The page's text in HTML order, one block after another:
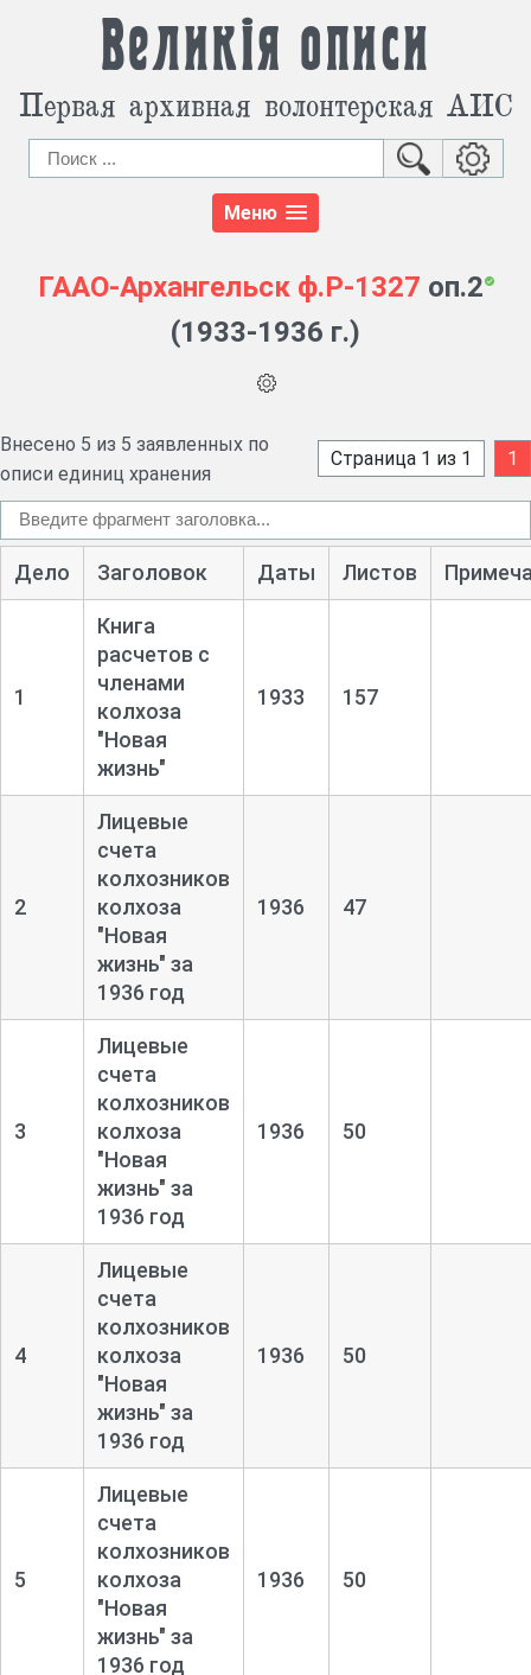
Великія описи
Первая архивная волонтерская АИС
Меню
ГААО-Архангельск ф.Р-1327 оп.2
(1933-1936 г.)
Внесено 5 из 5 заявленных по
описи единиц хранения
Страница 1 из 1 1
Дело Заголовок Даты Листов
1
Книга
расчетов с
членами
колхоза
"Новая
жизнь"
1933 157
2
Лицевые
счета
колхозников
колхоза
"Новая
жизнь" за
1936 год
1936 47
3
Лицевые
счета
колхозников
колхоза
"Новая
жизнь" за
1936 год
1936 50
4
Лицевые
счета
колхозников
колхоза
"Новая
жизнь" за
1936 год
1936 50
5
Лицевые
счета
колхозников
колхоза
"Новая
жизнь" за
1936 год
1936 50